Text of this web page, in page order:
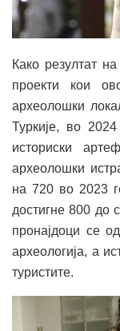
Како резултат
проекти кои
археолошки
Туркије, во
историски
археолошки
на 720 во 2023
достигне 800 до
пронајдоци се
археологија, а
туристите.